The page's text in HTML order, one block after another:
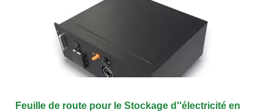
Feuille de route pour le Stockage d''électricité en